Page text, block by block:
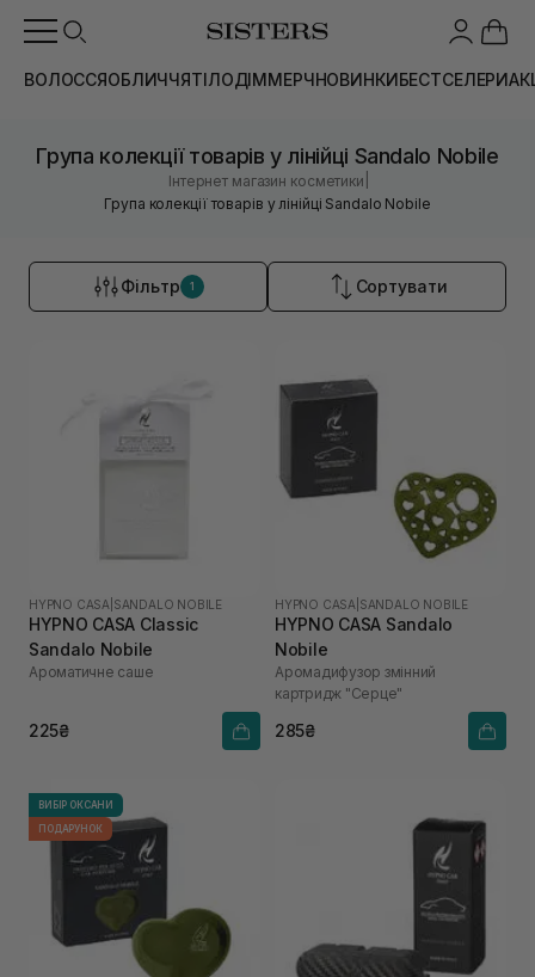
ВОЛОССЯОБЛИЧЧЯТІЛОДІММЕРЧНОВИНКИБЕСТСЕЛЕРИ
Група колекції товарів у лінійці Sandalo Nobile
Інтернет магазин косметики
Група колекції товарів у лінійці Sandalo Nobile
Фільтр 1 Сортувати
HYPNO CASA SANDALO NOBILE
HYPNO CASA Classic
Sandalo Nobile
Ароматичне саше
225₴
HYPNO CASA SANDALO NOBILE
HYPNO CASA Sandalo
Nobile
Аромадифузор змінний
картридж "Серце"
285₴
ВИБІР ОКСАНИ
ПОДАРУНОК